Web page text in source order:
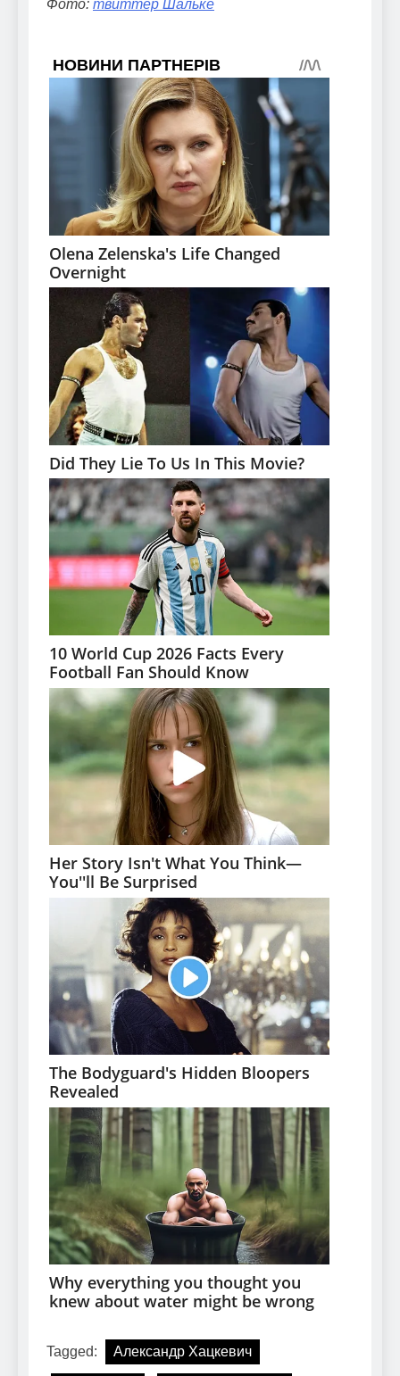
Фото: твиттер Шальке
Tagged: Александр Хацкевич